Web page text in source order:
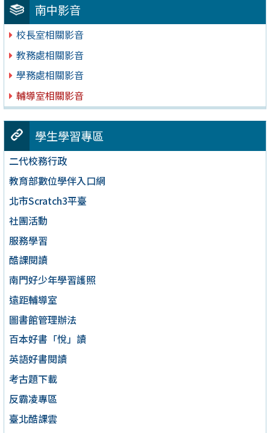
南中影音
校長室相關影音
教務處相關影音
學務處相關影音
輔導室相關影音
學生學習專區
二代校務行政
教育部數位學伴入口網
北市Scratch3平臺
社團活動
服務學習
酷課閱讀
南門好少年學習護照
遠距輔導室
圖書館管理辦法
百本好書「悅」讀
英語好書閱讀
考古題下載
反霸凌專區
臺北酷課雲